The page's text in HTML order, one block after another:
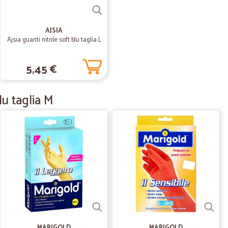
protetta. Un ottimo acquisto.
12/02/2021
prodotto nei supee mercati
04/08/2020
seri e…
e avete dei prodotti interessanti grazie mille!!!
AJSIA
Ajsia guanti nitrile soft blu taglia L
5,45 €
taglia M